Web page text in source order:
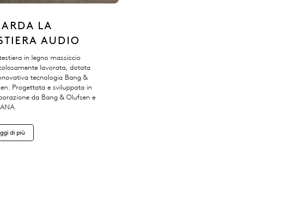
LA
AUDIO
in legno massiccio
lavorata, dotata
tecnologia Bang &
Progettata e sviluppata in
da Bang & Olufsen e
di più